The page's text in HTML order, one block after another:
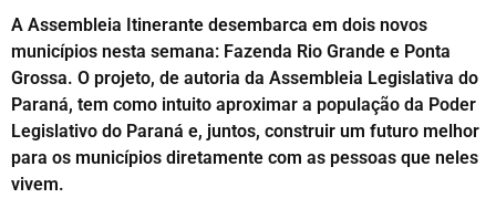
A Assembleia Itinerante desembarca em dois novos
municípios nesta semana: Fazenda Rio Grande e Ponta
Grossa. O projeto, de autoria da Assembleia Legislativa do
Paraná, tem como intuito aproximar a população da Poder
Legislativo do Paraná e, juntos, construir um futuro melhor
para os municípios diretamente com as pessoas que neles
vivem.